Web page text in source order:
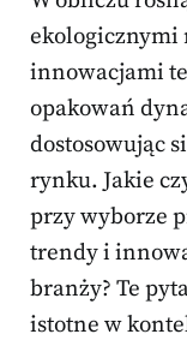
ekologicznymi
innowacjami
opakowań
dostosowując
rynku. Jakie
przy wyborze
trendy i
branży? Te
istotne w